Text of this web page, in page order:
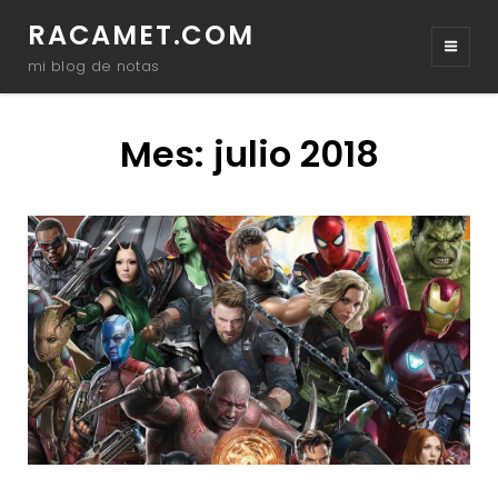
RACAMET.COM
mi blog de notas
Mes: julio 2018